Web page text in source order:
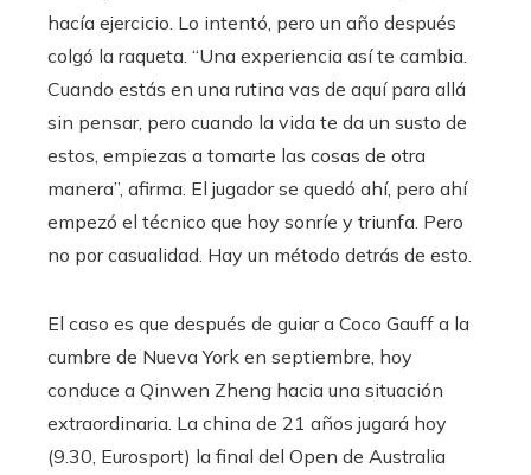
hacía ejercicio. Lo intentó, pero un año después
colgó la raqueta. “Una experiencia así te cambia.
Cuando estás en una rutina vas de aquí para allá
sin pensar, pero cuando la vida te da un susto de
estos, empiezas a tomarte las cosas de otra
manera”, afirma. El jugador se quedó ahí, pero ahí
empezó el técnico que hoy sonríe y triunfa. Pero
no por casualidad. Hay un método detrás de esto.
El caso es que después de guiar a Coco Gauff a la
cumbre de Nueva York en septiembre, hoy
conduce a Qinwen Zheng hacia una situación
extraordinaria. La china de 21 años jugará hoy
(9.30, Eurosport) la final del Open de Australia